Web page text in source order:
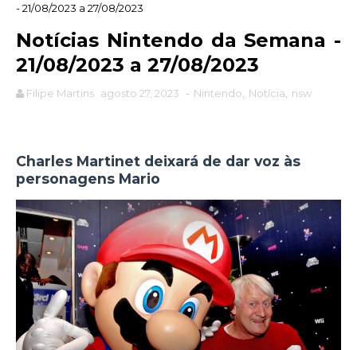
- 21/08/2023 a 27/08/2023
Notícias Nintendo da Semana -
21/08/2023 a 27/08/2023
Filipe Martins agosto 27, 2023 - Nintendo Notícia nsw
Charles Martinet deixará de dar voz às
personagens Mario